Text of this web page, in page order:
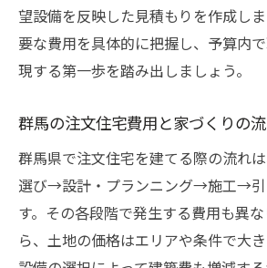
望設備を反映した見積もりを作成し
要な費用を具体的に把握し、予算内
現する第一歩を踏み出しましょう。
群馬の注文住宅費用と家づくりの
群馬県で注文住宅を建てる際の流れ
選び→設計・プランニング→施工→引
す。その各段階で発生する費用も異
ら、土地の価格はエリアや条件で大